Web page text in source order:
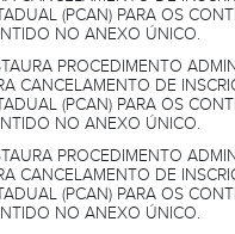
(PCAN) PARA OS
NO ANEXO ÚNICO.
PROCEDIMENTO
CANCELAMENTO DE
(PCAN) PARA OS
NO ANEXO ÚNICO.
PROCEDIMENTO
CANCELAMENTO DE
(PCAN) PARA OS
NO ANEXO ÚNICO.